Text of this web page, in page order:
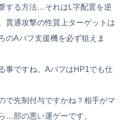
する方法…それはL字配置を逆
貫通攻撃の性質上ターゲットは
のAバフ支援機を必ず狙えま
事ですね。AバフはHP1でも仕
で先制付与ですかね？相手がマ
…部の悪い運ゲーです。